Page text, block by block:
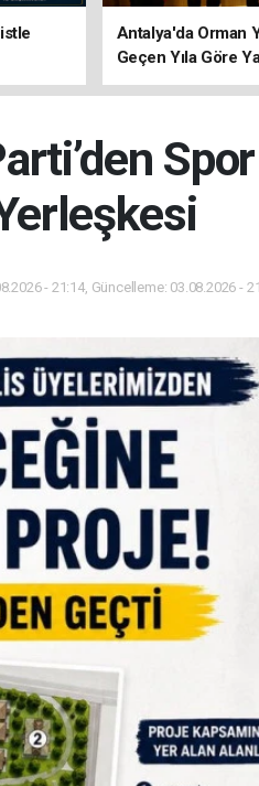
Antalya'da Orman
Geçen Yıla Göre
- 21:14, Güncelleme: 03.08.2026 -